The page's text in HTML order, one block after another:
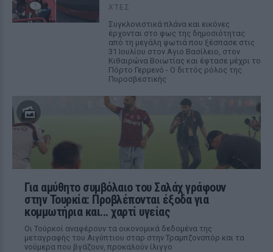
ΧΤΕΣ
Συγκλονιστικά πλάνα και εικόνες
έρχονται στο φως της δημοσιότητας
από τη μεγάλη φωτιά που ξέσπασε στις
31 Ιουλίου στον Αγιο Βασίλειο, στον
Κιθαιρώνα Βοιωτίας και έφτασε μέχρι το
Πόρτο Γερμενό - Ο διττός ρόλος της
Πυροσβεστικής
Για αμύθητο συμβόλαιο του Σαλάχ γράφουν
στην Τουρκία: Προβλέπονται έξοδα για
κομμωτήρια και... χαρτί υγείας
Οι Τούρκοί αναφέρουν τα οικονομικά δεδομένα της
μεταγραφής του Αιγύπτιου σταρ στην Τραμπζονσπόρ και τα
νούμερα που βγάζουν, προκαλούν ίλιγγο